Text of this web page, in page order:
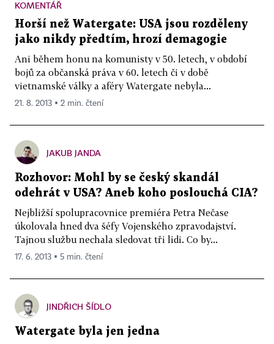
KOMENTÁŘ
Horší než Watergate: USA jsou rozděleny
jako nikdy předtím, hrozí demagogie
Ani během honu na komunisty v 50. letech, v období
bojů za občanská práva v 60. letech či v době
vietnamské války a aféry Watergate nebyla...
21. 8. 2013 ▪ 2 min. čtení
JAKUB JANDA
Rozhovor: Mohl by se český skandál
odehrát v USA? Aneb koho poslouchá CIA?
Nejbližší spolupracovnice premiéra Petra Nečase
úkolovala hned dva šéfy Vojenského zpravodajství.
Tajnou službu nechala sledovat tři lidi. Co by...
17. 6. 2013 ▪ 5 min. čtení
JINDŘICH ŠÍDLO
Watergate byla jen jedna